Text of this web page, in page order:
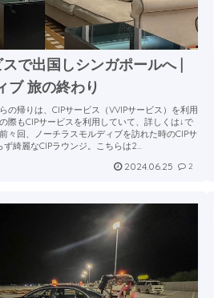
で出国しシンガポールへ |
ブ 旅の終わり
の帰りは、CIPサービス（VVIPサービス）を利用
際もCIPサービスを利用していて、詳しくは↓で
々回、ノーチラスモルディブを訪れた時のCIPサ
ず綺麗なCIPラウンジ。こちらは2...
2024.06.25 2